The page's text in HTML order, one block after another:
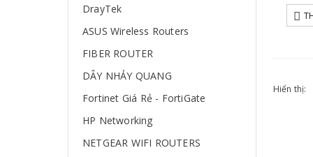
Hiển thị:
DrayTek
ASUS Wireless Routers
FIBER ROUTER
DÂY NHẢY QUANG
Fortinet Giá Rẻ - FortiGate
HP Networking
NETGEAR WIFI ROUTERS